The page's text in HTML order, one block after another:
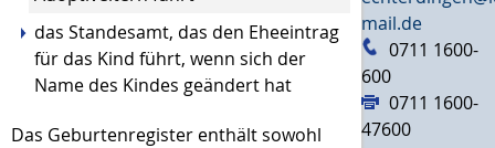
das Standesamt, das den Eheeintrag
für das Kind führt, wenn sich der
Name des Kindes geändert hat
Das Geburtenregister enthält sowohl
mail.de
0711 1600-
600
0711 1600-
47600